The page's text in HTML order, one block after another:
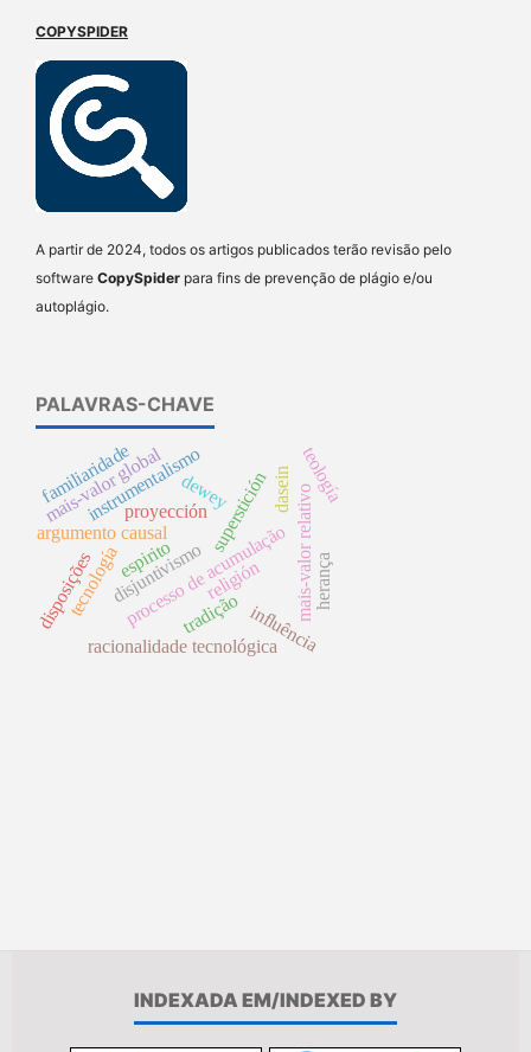
COPYSPIDER
A partir de 2024, todos os artigos publicados terão revisão pelo
software CopySpider para fins de prevenção de plágio e/ou
autoplágio.
PALAVRAS-CHAVE
argumento causal superstición
proyección
processo de acumulação
mais-valor global mais-valor relativo
disjuntivismoreligión
racionalidade tecnológica
tecnología
instrumentalismodewey teología
espirito
influência
familiaridade dasein
herança
tradição
disposições
INDEXADA EM/INDEXED BY